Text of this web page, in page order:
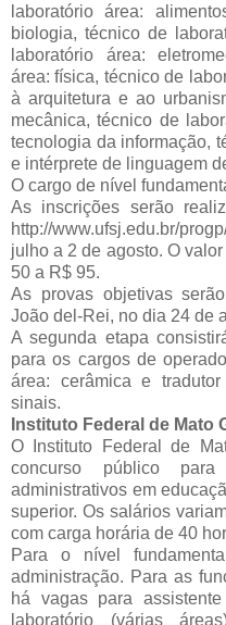
laboratório área:
biologia, técnico de
laboratório área:
área: física, técnico de
à arquitetura e ao
mecânica, técnico de
tecnologia da informação,
e intérprete de linguagem
O cargo de nível
As inscrições serão
http://www.ufsj.edu.br/
julho a 2 de agosto. O
50 a R$ 95.
As provas objetivas
João del-Rei, no dia 24 de
A segunda etapa
para os cargos de
área: cerâmica e
sinais.
Instituto Federal de Mato
O Instituto Federal de
concurso público
administrativos em
superior. Os salários
com carga horária de 40
Para o nível
administração. Para as
há vagas para
laboratório (várias